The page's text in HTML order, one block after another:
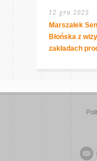
12 gru 2025
Marszałek
Błońska z
zakładach